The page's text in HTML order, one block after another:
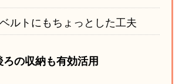
ルトにもちょっとした工夫
の収納も有効活用